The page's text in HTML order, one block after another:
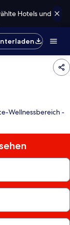
Hotels und
Wellnessbereich -